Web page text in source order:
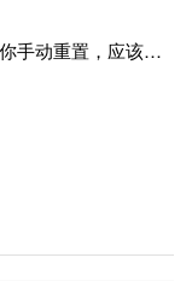
可以给我QQ或者微信发消息，给你手动重置，应该是服务器插件有问题了，这个wp的主题太老了，导致现在好多的问题，网站的签到功能也是因为这个原因导致的。